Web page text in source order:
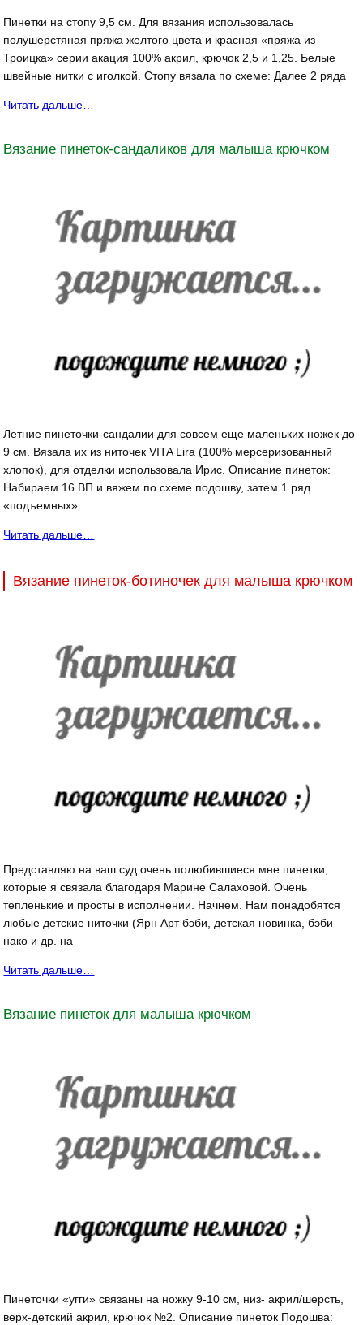
Пинетки на стопу 9,5 см. Для вязания использовалась
полушерстяная пряжа желтого цвета и красная «пряжа из
Троицка» серии акация 100% акрил, крючок 2,5 и 1,25. Белые
швейные нитки с иголкой. Стопу вязала по схеме: Далее 2 ряда
Читать дальше…
Вязание пинеток-сандаликов для малыша крючком
Летние пинеточки-сандалии для совсем еще маленьких ножек до
9 см. Вязала их из ниточек VITA Lira (100% мерсеризованный
хлопок), для отделки использовала Ирис. Описание пинеток:
Набираем 16 ВП и вяжем по схеме подошву, затем 1 ряд
«подъемных»
Читать дальше…
Вязание пинеток-ботиночек для малыша крючком
Представляю на ваш суд очень полюбившиеся мне пинетки,
которые я связала благодаря Марине Салаховой. Очень
тепленькие и просты в исполнении. Начнем. Нам понадобятся
любые детские ниточки (Ярн Арт бэби, детская новинка, бэби
нако и др. на
Читать дальше…
Вязание пинеток для малыша крючком
Пинеточки «угги» связаны на ножку 9-10 см, низ- акрил/шерсть,
верх-детский акрил, крючок №2. Описание пинеток Подошва: